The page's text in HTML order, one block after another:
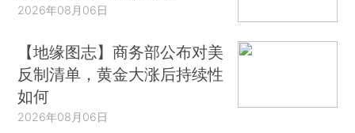
2026年08月06日
【地缘图志】商务部公布对美
反制清单，黄金大涨后持续性
如何
2026年08月06日